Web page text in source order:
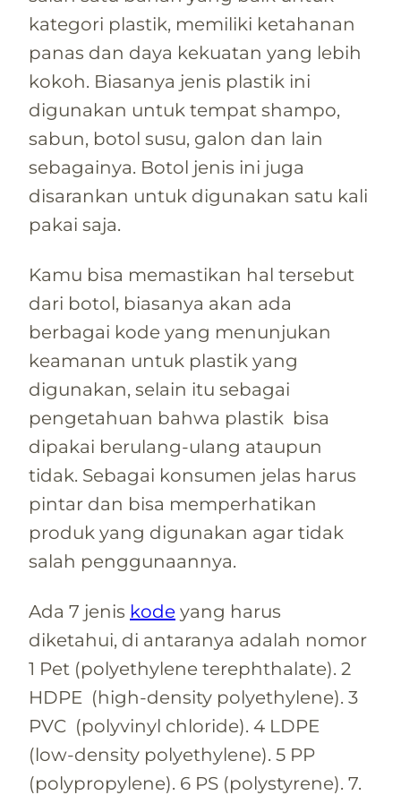
kategori plastik, memiliki ketahanan
panas dan daya kekuatan yang lebih
kokoh. Biasanya jenis plastik ini
digunakan untuk tempat shampo,
sabun, botol susu, galon dan lain
sebagainya. Botol jenis ini juga
disarankan untuk digunakan satu kali
pakai saja.
Kamu bisa memastikan hal tersebut
dari botol, biasanya akan ada
berbagai kode yang menunjukan
keamanan untuk plastik yang
digunakan, selain itu sebagai
pengetahuan bahwa plastik bisa
dipakai berulang-ulang ataupun
tidak. Sebagai konsumen jelas harus
pintar dan bisa memperhatikan
produk yang digunakan agar tidak
salah penggunaannya.
Ada 7 jenis kode yang harus
diketahui, di antaranya adalah nomor
1 Pet (polyethylene terephthalate). 2
HDPE (high-density polyethylene). 3
PVC (polyvinyl chloride). 4 LDPE
(low-density polyethylene). 5 PP
(polypropylene). 6 PS (polystyrene). 7.